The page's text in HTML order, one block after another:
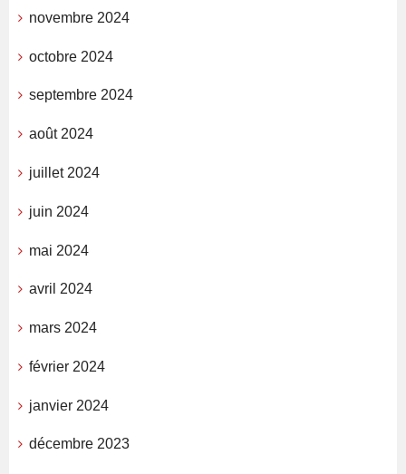
novembre 2024
octobre 2024
septembre 2024
août 2024
juillet 2024
juin 2024
mai 2024
avril 2024
mars 2024
février 2024
janvier 2024
décembre 2023